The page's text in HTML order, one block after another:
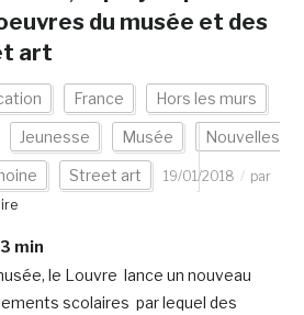
du musée et des
art
France Hors les murs
Jeunesse Musée Nouvelles
Street art 19/01/2018
par
3 min
le Louvre lance un nouveau
scolaires par lequel des